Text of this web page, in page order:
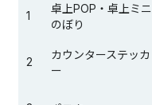
1
卓上POP・卓上ミニ
のぼり
2
カウンターステッカ
ー